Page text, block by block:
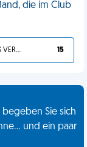
die im Club
DU HAST ES VERDIENT 15
Sie sich
und ein paar